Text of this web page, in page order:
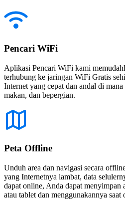
Pencari WiFi
Aplikasi Pencari WiFi kami
terhubung ke jaringan WiFi Gratis
Internet yang cepat dan andal di
makan, dan bepergian.
Peta Offline
Unduh area dan navigasi secara
yang Internetnya lambat, data
dapat online, Anda dapat menyimpan
atau tablet dan menggunakannya saat